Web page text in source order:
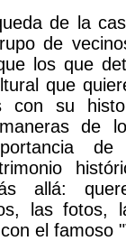
de la
de
los que
que
con su
de
allá:
las fotos,
el famoso